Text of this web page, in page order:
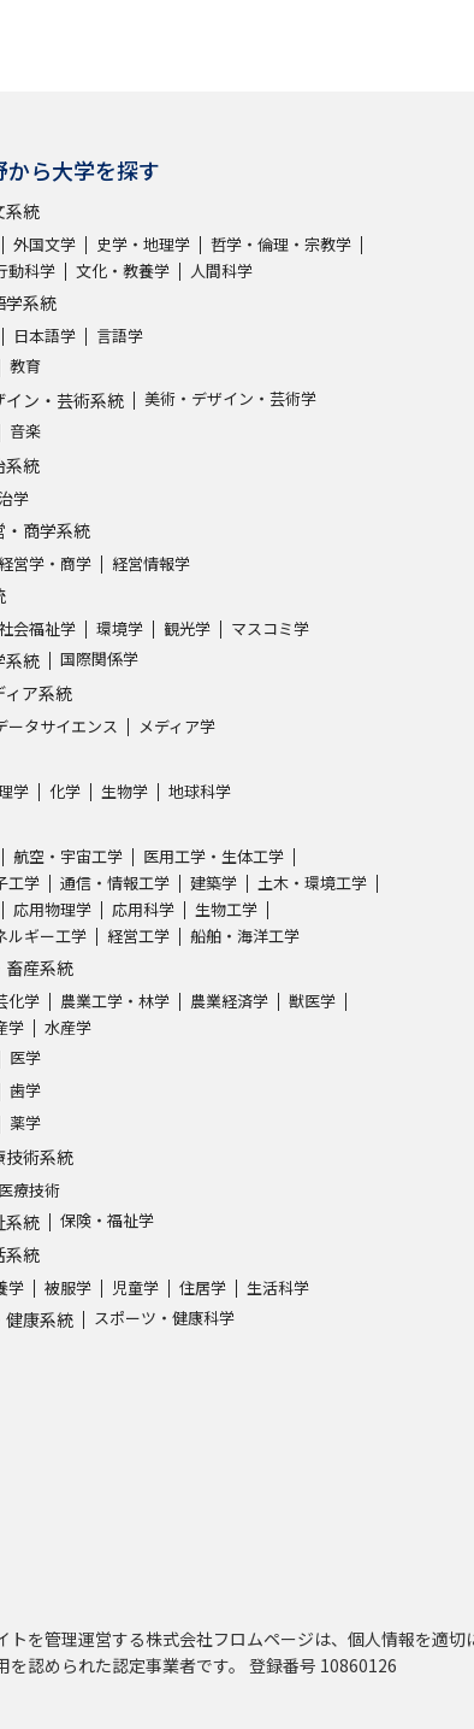
から大学を探す
系統
外国文学 史学・地理学
哲学・倫理・宗教学
動科学
文化・教養学 人間科学
学系統
日本語学 言語学
教育
イン・芸術系統 美術・デザイン・芸術学
音楽
系統
学
・商学系統
経営学・商学 経営情報学
会福祉学 環境学 観光学 マスコミ学
系統 国際関係学
ィア系統
ータサイエンス メディア学
学 化学 生物学 地球科学
航空・宇宙工学
医用工学・生体工学
工学
通信・情報工学 建築学
土木・環境工学
応用物理学 応用科学
生物工学
ルギー工学
経営工学 船舶・海洋工学
畜産系統
化学 農業工学・林学 農業経済学
獣医学
学
水産学
医学
歯学
薬学
技術系統
医療技術
系統 保険・福祉学
系統
学 被服学 児童学 住居学 生活科学
健康系統 スポーツ・健康科学
トを管理運営する株式会社フロムページは、個人情報を適切
を認められた認定事業者です。 登録番号 10860126